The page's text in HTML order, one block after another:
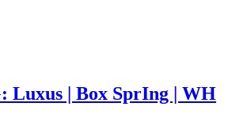
| Box SprIng | WH